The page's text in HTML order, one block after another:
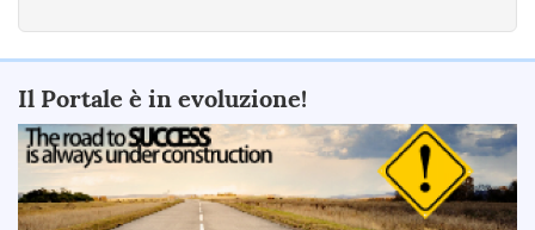
Il Portale è in evoluzione!